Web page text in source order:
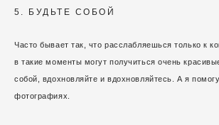
5. БУДЬТЕ СОБОЙ
Часто бывает так, что расслабляешься только к
в такие моменты могут получиться очень
собой, вдохновляйте и вдохновляйтесь. А я
фотографиях.